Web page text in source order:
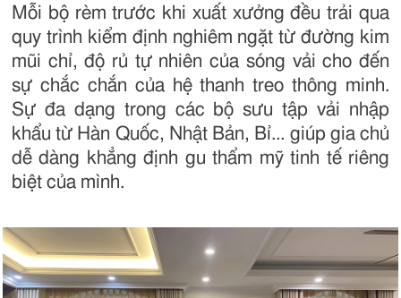
Mỗi bộ rèm trước khi xuất xưởng đều trải qua
quy trình kiểm định nghiêm ngặt từ đường kim
mũi chỉ, độ rủ tự nhiên của sóng vải cho đến
sự chắc chắn của hệ thanh treo thông minh.
Sự đa dạng trong các bộ sưu tập vải nhập
khẩu từ Hàn Quốc, Nhật Bản, Bỉ... giúp gia chủ
dễ dàng khẳng định gu thẩm mỹ tinh tế riêng
biệt của mình.